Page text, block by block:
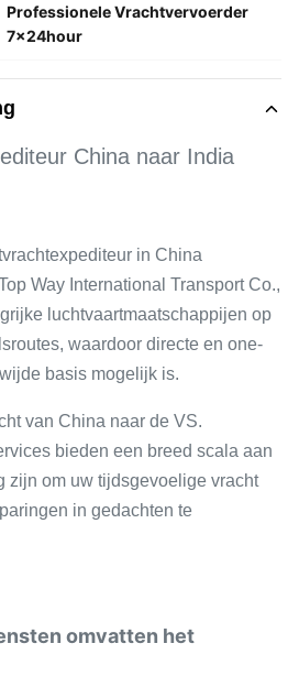
Professionele Vrachtvervoerder
7x24hour
China naar India
in China
Way International Transport Co.,
luchtvaartmaatschappijen op
waardoor directe en one-
basis mogelijk is.
van China naar de VS.
bieden een breed scala aan
zijn om uw tijdsgevoelige vracht
in gedachten te
omvatten het